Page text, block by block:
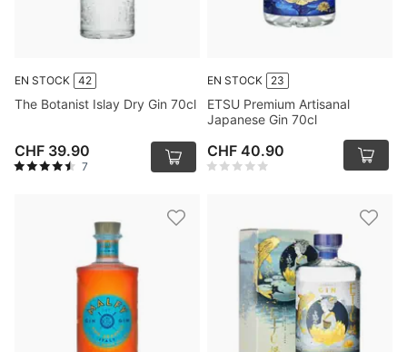
EN STOCK 42
The Botanist Islay Dry Gin 70cl
CHF 39.90
7
EN STOCK 23
ETSU Premium Artisanal
Japanese Gin 70cl
CHF 40.90